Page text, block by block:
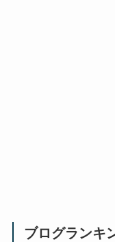
ブログランキ